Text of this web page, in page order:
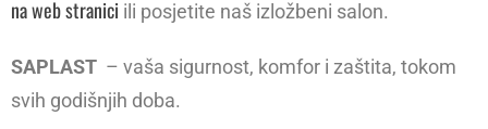
na web stranici ili posjetite naš izložbeni salon.
SAPLAST – vaša sigurnost, komfor i zaštita, tokom
svih godišnjih doba.